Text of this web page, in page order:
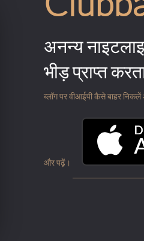
अनन्य
भीड़ प्राप्त
ब्लॉग पर वीआईपी कैसे बाहर
और पढ़ें।